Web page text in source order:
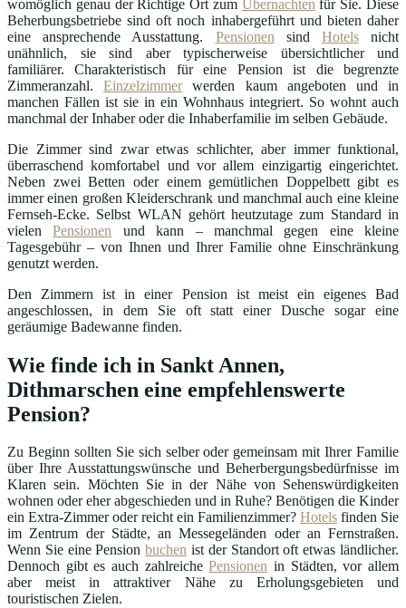
womöglich genau der Richtige Ort zum Übernachten für Sie. Diese
Beherbungsbetriebe sind oft noch inhabergeführt und bieten daher
eine ansprechende Ausstattung. Pensionen sind Hotelsnicht
unähnlich, sie sind aber typischerweise übersichtlicher und
familiärer. Charakteristisch für eine Pension ist die begrenzte
Zimmeranzahl.Einzelzimmerwerden kaum angeboten und in
manchen Fällen ist sie in ein Wohnhaus integriert. So wohnt auch
manchmal der Inhaber oder die Inhaberfamilie im selben Gebäude.
Die Zimmer sind zwar etwas schlichter, aber immer funktional,
überraschend komfortabel und vor allem einzigartig eingerichtet.
Neben zwei Betten oder einem gemütlichen Doppelbett gibt es
immer einen großen Kleiderschrank und manchmal auch eine kleine
Fernseh-Ecke. Selbst WLAN gehört heutzutage zum Standard in
vielenPensionen und kann – manchmal gegen eine kleine
Tagesgebühr – von Ihnen und Ihrer Familie ohne Einschränkung
genutzt werden.
Den Zimmern ist in einer Pension ist meist ein eigenes Bad
angeschlossen, in dem Sie oft statt einer Dusche sogar eine
geräumige Badewanne finden.
Wie finde ich in Sankt Annen,
Dithmarschen eine empfehlenswerte
Pension?
Zu Beginn sollten Sie sich selber oder gemeinsam mit Ihrer Familie
über Ihre Ausstattungswünsche und Beherbergungsbedürfnisse im
Klaren sein. Möchten Sie in der Nähe von Sehenswürdigkeiten
wohnen oder eher abgeschieden und in Ruhe? Benötigen die Kinder
ein Extra-Zimmer oder reicht ein Familienzimmer? Hotels finden Sie
im Zentrum der Städte, an Messegeländen oder an Fernstraßen.
Wenn Sie eine Pensionbuchen ist der Standort oft etwas ländlicher.
Dennoch gibt es auch zahlreichePensionen in Städten, vor allem
aber meist in attraktiver Nähe zu Erholungsgebieten und
touristischen Zielen.